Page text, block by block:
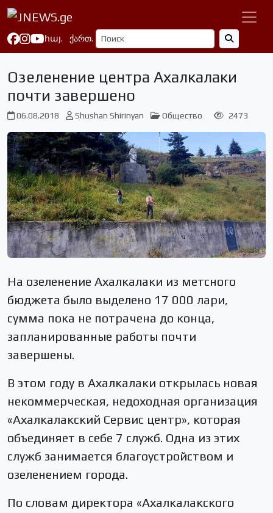
հայ. ქართ.
Озеленение центра Ахалкалаки
почти завершено
06.08.2018 Shushan Shirinyan Общество 2473
На озеленение Ахалкалаки из метсного
бюджета было выделено 17 000 лари,
сумма пока не потрачена до конца,
запланированные работы почти
завершены.
В этом году в Ахалкалаки открылась новая
некоммерческая, недоходная организация
«Ахалкалакский Сервис центр», которая
объединяет в себе 7 служб. Одна из этих
служб занимается благоустройством и
озеленением города.
По словам директора «Ахалкалакского